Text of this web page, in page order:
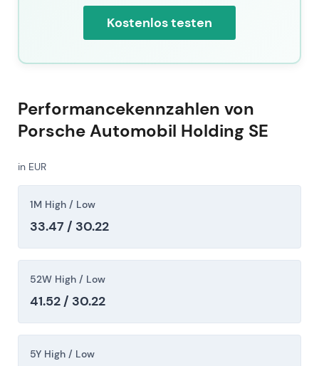
Kostenlos testen
Performancekennzahlen von
Porsche Automobil Holding SE
in EUR
1M High / Low
33.47 / 30.22
52W High / Low
41.52 / 30.22
5Y High / Low